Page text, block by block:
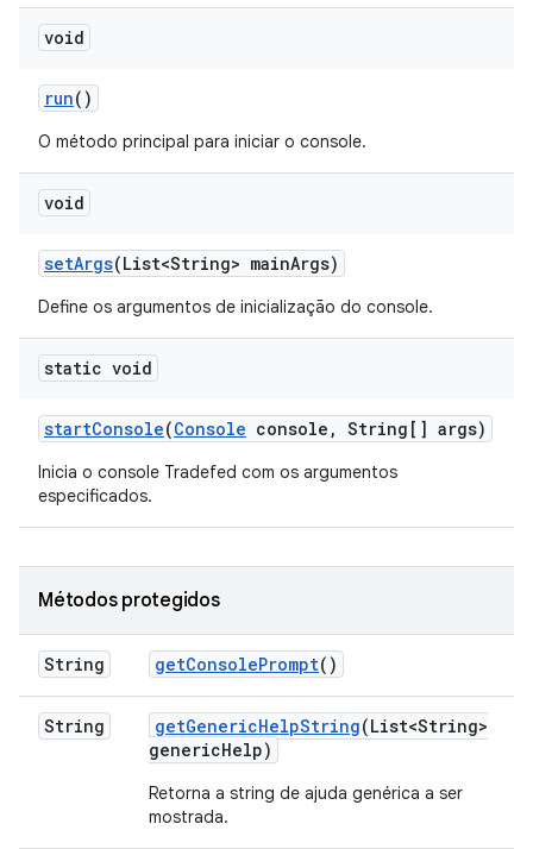
void
run()
O método principal para iniciar o console.
void
setArgs(List<String> mainArgs)
Define os argumentos de inicialização do console.
static void
startConsole(Console console , String[] args)
Inicia o console Tradefed com os argumentos
especificados.
Métodos protegidos
String getConsolePrompt()
String getGenericHelpString(List<String>
genericHelp)
Retorna a string de ajuda genérica a ser
mostrada.